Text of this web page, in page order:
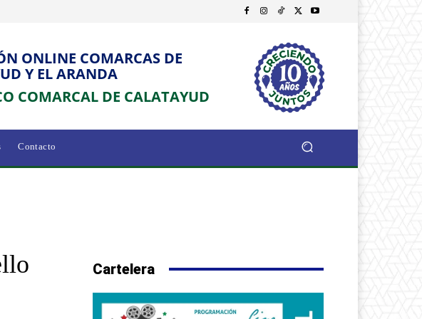
ONLINE COMARCAS DE
Y EL ARANDA
COMARCAL DE CALATAYUD
Contacto
Cartelera